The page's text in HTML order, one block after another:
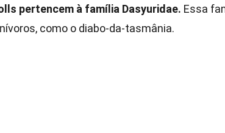
pertencem à família Dasyuridae. Essa
como o diabo-da-tasmânia.